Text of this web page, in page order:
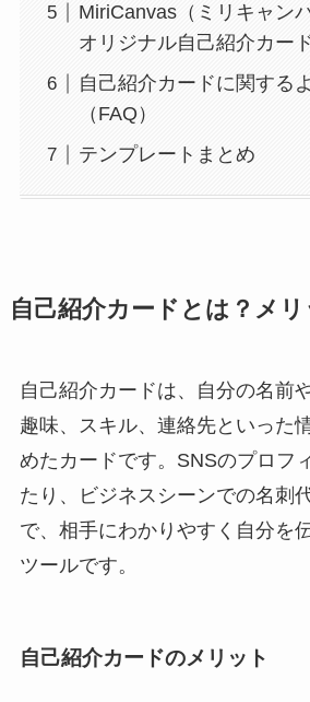
MiriCanvas（ミリキャン
オリジナル自己紹介カー
自己紹介カードに関する
（FAQ）
テンプレートまとめ
自己紹介カードとは？メ
自己紹介カードは、自分の名前
趣味、スキル、連絡先といった
めたカードです。SNSのプロフ
たり、ビジネスシーンでの名刺
で、相手にわかりやすく自分を
ツールです。
自己紹介カードのメリット